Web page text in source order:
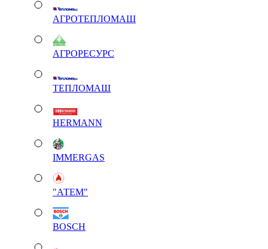
АГРОТЕПЛОМАШ
АГРОРЕСУРС
ТЕПЛОМАШ
HERMANN
IMMERGAS
"АТЕМ"
BOSCH